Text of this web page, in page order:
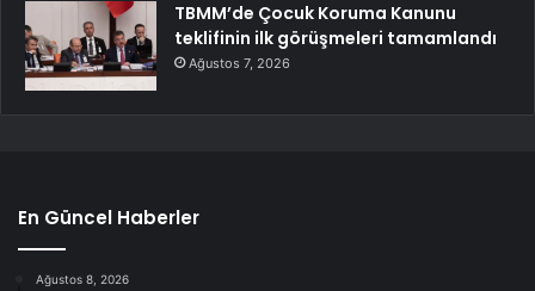
TBMM’de Çocuk Koruma Kanunu
teklifinin ilk görüşmeleri tamamlandı
Ağustos 7, 2026
En Güncel Haberler
Ağustos 8, 2026